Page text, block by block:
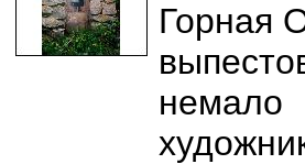
Горная
немало